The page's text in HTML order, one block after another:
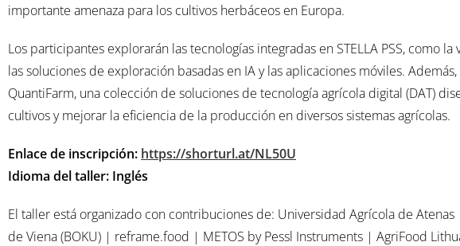
importante amenaza para los cultivos herbáceos en Europa.
Los participantes explorarán las tecnologías integradas en STELLA PSS, como
las soluciones de exploración basadas en IA y las aplicaciones móviles.
QuantiFarm, una colección de soluciones de tecnología agrícola digital (DAT)
cultivos y mejorar la eficiencia de la producción en diversos sistemas agrícolas.
Enlace de inscripción: https://shorturl.at/NL50U
Idioma del taller: Inglés
El taller está organizado con contribuciones de: Universidad Agrícola de
de Viena (BOKU) | reframe.food | METOS by Pessl Instruments | AgriFood